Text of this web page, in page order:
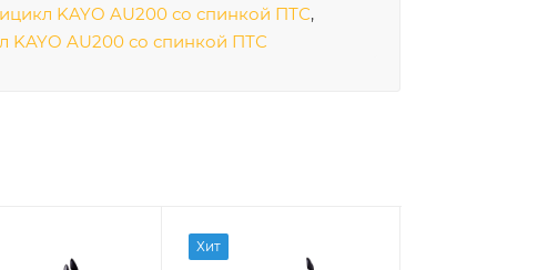
KAYO AU200 со спинкой ПТС,
KAYO AU200 со спинкой ПТС
Хит